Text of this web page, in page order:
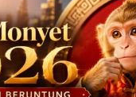
PANEN
PELUANG
BISNIS
MENJANJIKAN